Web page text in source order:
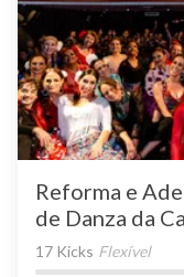
Reforma e
de Danza da
17 Kicks Flexível